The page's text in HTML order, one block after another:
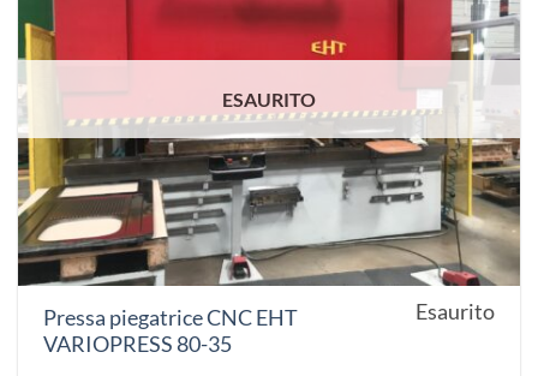
ESAURITO
Pressa piegatrice CNC EHT
VARIOPRESS 80-35
Esaurito